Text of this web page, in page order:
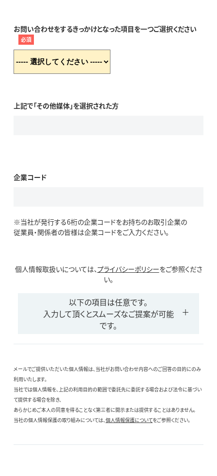
お問い合わせをするきっかけとなった項目を一つご選択ください
必須
上記で「その他媒体」を選択された方
企業コード
※当社が発行する6桁の企業コードをお持ちのお取引企業の
従業員・関係者の皆様は企業コードをご入力ください。
個人情報取扱いについては、プライバシーポリシーをご参照くださ
い。
以下の項目は任意です。
入力して頂くとスムーズなご提案が可能
です。
メールでご提供いただいた個人情報は、当社がお問い合わせ内容へのご回答の目的にのみ
利用いたします。
当社では個人情報を、上記の利用目的の範囲で委託先に委託する場合および法令に基づい
て提供する場合を除き、
あらかじめご本人の同意を得ることなく第三者に開示または提供することはありません。
当社の個人情報保護の取り組みについては、個人情報保護についてをご参照ください。